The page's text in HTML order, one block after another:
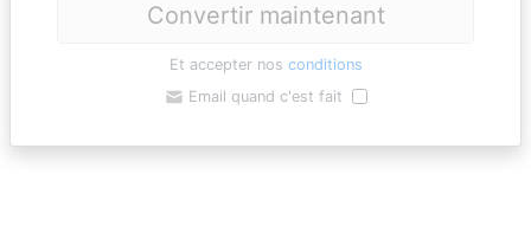
Convertir maintenant
Et accepter nos conditions
Email quand c'est fait